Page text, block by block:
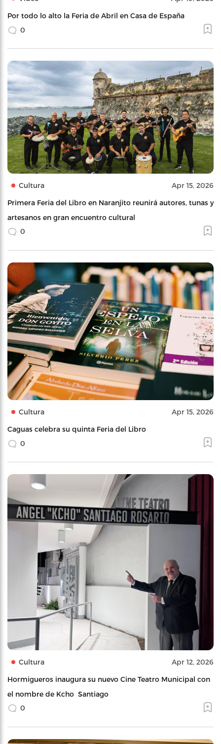
Por todo lo alto la Feria de Abril en Casa de España
0
Cultura Apr 15, 2026
Primera Feria del Libro en Naranjito reunirá autores, tunas y
artesanos en gran encuentro cultural
0
Cultura Apr 15, 2026
Caguas celebra su quinta Feria del Libro
0
Cultura Apr 12, 2026
Hormigueros inaugura su nuevo Cine Teatro Municipal con
el nombre de Kcho Santiago
0